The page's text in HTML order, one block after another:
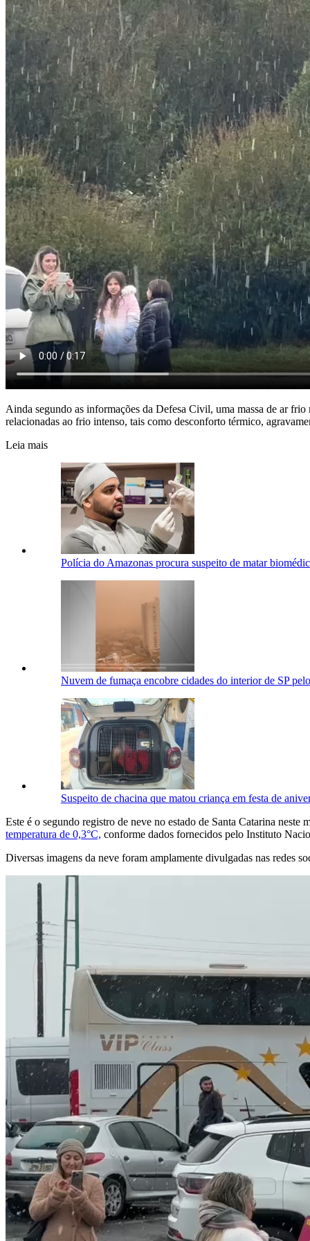
Ainda segundo as informações da Defesa Civil, uma massa de ar
relacionadas ao frio intenso, tais como desconforto térmico,
Leia mais
Polícia do Amazonas procura suspeito de matar
Nuvem de fumaça encobre cidades do interior de SP
Suspeito de chacina que matou criança em festa de
Este é o segundo registro de neve no estado de Santa Catarina neste
temperatura de 0,3°C, conforme dados fornecidos pelo Instituto
Diversas imagens da neve foram amplamente divulgadas nas redes